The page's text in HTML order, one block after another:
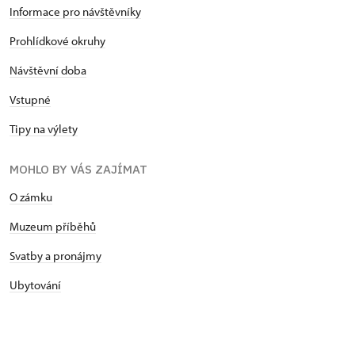
Informace pro návštěvníky
Prohlídkové okruhy
Návštěvní doba
Vstupné
Tipy na výlety
MOHLO BY VÁS ZAJÍMAT
O zámku
Muzeum příběhů
Svatby a pronájmy
Ubytování